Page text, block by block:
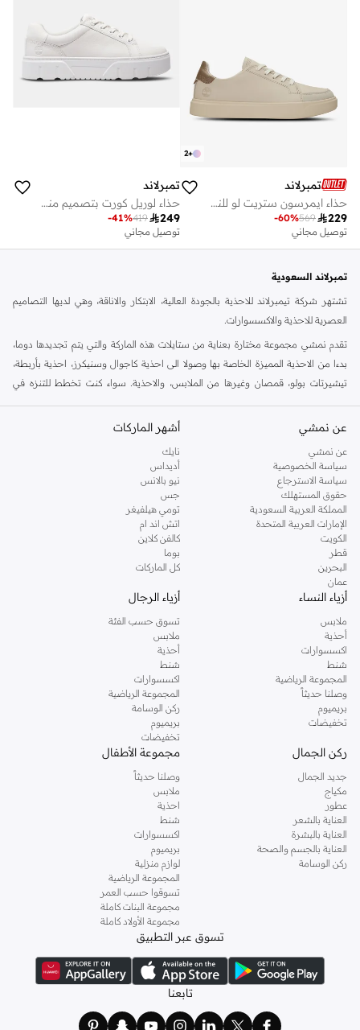
+
2
تمبرلاند
حذاء ايمرسون ستريت لو للنساء
229
569
-60%
توصيل مجاني
تمبرلاند
حذاء لوريل كورت بتصميم منخفض للنساء
249
419
-41%
توصيل مجاني
تمبرلاند السعودية
تشتهر شركة تيمبرلاند للاحذية بالجودة العالية، الابتكار والاناقة، وهي لديها التصاميم
العصرية للاحذية والاكسسوارات.
تقدم نمشي مجموعة مختارة بعناية من ستايلات هذه الماركة والتي يتم تجديدها دوما،
بدءا من الاحذية المميزة الخاصة بها وصولا الى احذية كاجوال وسنيكرز، احذية بأربطة،
تيشيرتات بولو، قمصان وغيرها من الملابس، والاحذية. سواء كنت تخطط للتنزه في
في افضل حالاته. هنا في نمشي، لدينا مجموعة متزايدة من الستايلات للرجال، النساء
والاطفال، كل ذلك في مكان واحد.
تسوق تمبرلاند اون لاين الرياض
تعرف احذية تمبرلاند بصلابتها، مهارتها الحرفية وستايلها. جنبا الى جنب مع الجزم
الاسطورية، لدينا جميع احتياجاتك الكاجوال الاخرى في متجر تمبرلاند اون لاين في
نمشي. يمكن العثور على جزم، احذية رياضية وغيرها من الستايلات الاخرى التي ستجدها
في مجموعة تمبرلاند اون لاين. تسوق احذية تمبرلاند اون لاين واحصل على خدمة تسليم
سريع الى عتبة دارك.
عن نمشي
عن نمشي
سياسة الخصوصية
سياسة الاسترجاع
حقوق المستهلك
المملكة العربية السعودية
الإمارات العربية المتحدة
الكويت
قطر
البحرين
عمان
أشهر الماركات
نايك
أديداس
نيو بالانس
جس
تومي هيلفيغر
اتش اند ام
كالفن كلاين
بوما
كل الماركات
أزياء النساء
ملابس
أحذية
اكسسوارات
شنط
المجموعة الرياضية
وصلنا حديثاً
بريميوم
تخفيضات
أزياء الرجال
تسوق حسب الفئة
ملابس
أحذية
شنط
اكسسوارات
المجموعة الرياضية
ركن الوسامة
بريميوم
تخفيضات
ركن الجمال
جديد الجمال
مكياج
عطور
العناية بالشعر
العناية بالبشرة
العناية بالجسم والصحة
ركن الوسامة
مجموعة الأطفال
وصلنا حديثاً
ملابس
احذية
شنط
اكسسوارات
بريميوم
لوازم منزلية
المجموعة الرياضية
تسوقوا حسب العمر
مجموعة البنات كاملة
مجموعة الأولاد كاملة
تسوق عبر التطبيق
تابعنا